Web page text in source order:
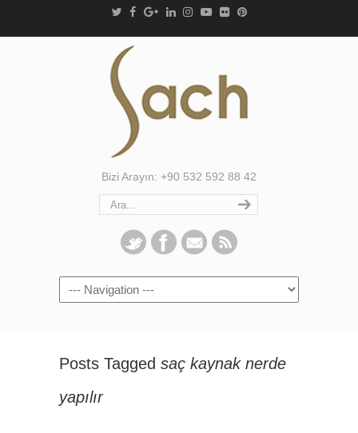
Bizi Arayın: +90 532 592 88 42
Navigation
Posts Tagged saç kaynak nerde
yapılır